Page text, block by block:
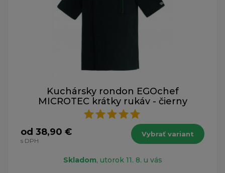
Kuchársky rondon EGOchef
MICROTEC krátky rukáv - čierny
od 38,90 €
s DPH
Vybrať variant
Skladom, utorok 11. 8. u vás